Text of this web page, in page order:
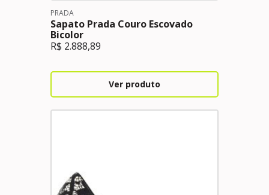
PRADA
Sapato Prada Couro Escovado
Bicolor
R$ 2.888,89
Ver produto